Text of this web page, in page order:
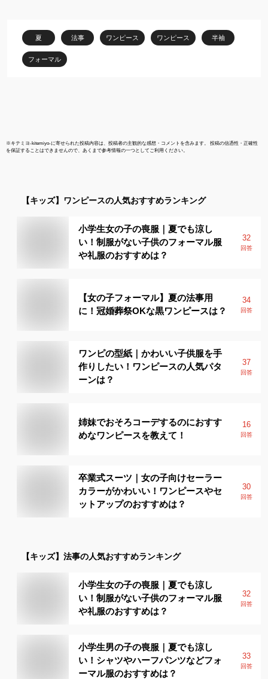
イビー ブラック ブルー
ピンク
ョパン[結婚
法事 黒 紺
夏 法事 ワンピース ワンピース 半袖
フォーマル
※キテミヨ-kitemiyo-に寄せられた投稿内容は、投稿者の主観的な感想・コメントを含みます。 投稿の信憑性・正確性
を保証することはできませんので、あくまで参考情報の一つとしてご利用ください。
【キッズ】 ワンピースの人気おすすめランキング
小学生女の子の喪服｜夏でも涼し
い！制服がない子供のフォーマル服
や礼服のおすすめは？
32
回答
【女の子フォーマル】夏の法事用
に！冠婚葬祭OKな黒ワンピースは？
34
回答
ワンピの型紙｜かわいい子供服を手
作りしたい！ワンピースの人気パタ
ーンは？
37
回答
姉妹でおそろコーデするのにおすす
めなワンピースを教えて！
16
回答
卒業式スーツ｜女の子向けセーラー
カラーがかわいい！ワンピースやセ
ットアップのおすすめは？
30
回答
【キッズ】 法事の人気おすすめランキング
小学生女の子の喪服｜夏でも涼し
い！制服がない子供のフォーマル服
や礼服のおすすめは？
32
回答
小学生男の子の喪服｜夏でも涼し
い！シャツやハーフパンツなどフォ
ーマル服のおすすめは？
33
回答